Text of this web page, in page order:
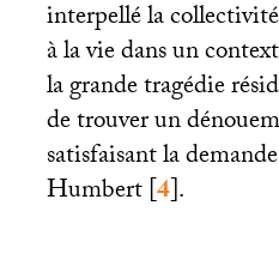
interpellé la
à la vie dans un
la grande tragédie
de trouver un
satisfaisant la
Humbert[4].